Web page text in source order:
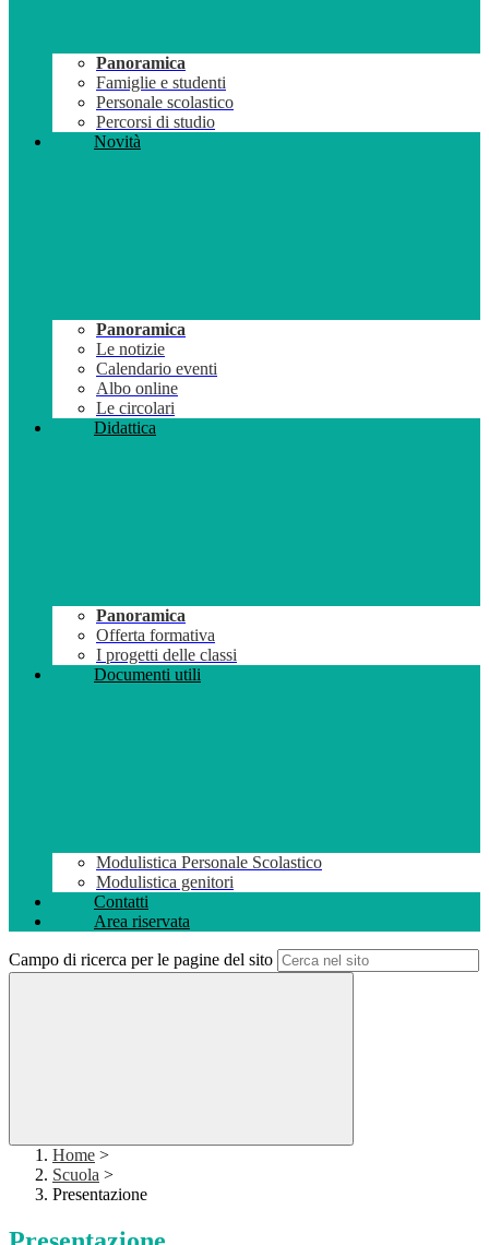
Panoramica
Famiglie e studenti
Personale scolastico
Percorsi di studio
Novità
Panoramica
Le notizie
Calendario eventi
Albo online
Le circolari
Didattica
Panoramica
Offerta formativa
I progetti delle classi
Documenti utili
Modulistica Personale Scolastico
Modulistica genitori
Contatti
Area riservata
Campo di ricerca per le pagine del sito
Home >
Scuola >
Presentazione